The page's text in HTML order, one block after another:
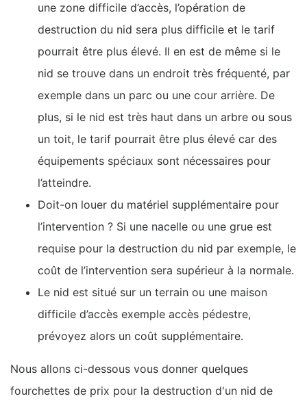
une zone difficile d’accès, l’opération de
destruction du nid sera plus difficile et le tarif
pourrait être plus élevé. Il en est de même si le
nid se trouve dans un endroit très fréquenté, par
exemple dans un parc ou une cour arrière. De
plus, si le nid est très haut dans un arbre ou sous
un toit, le tarif pourrait être plus élevé car des
équipements spéciaux sont nécessaires pour
l’atteindre.
Doit-on louer du matériel supplémentaire pour
l’intervention ? Si une nacelle ou une grue est
requise pour la destruction du nid par exemple, le
coût de l’intervention sera supérieur à la normale.
Le nid est situé sur un terrain ou une maison
difficile d’accès exemple accès pédestre,
prévoyez alors un coût supplémentaire.
Nous allons ci-dessous vous donner quelques
fourchettes de prix pour la destruction d'un nid de